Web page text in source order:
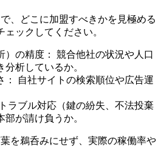
、どこに加盟すべきかを見極める
ックしてください。
）の精度：
競合他社の状況や人口
析しているか。
自社サイトの検索順位や広告運
トラブル対応（鍵の紛失、不法投棄
が請け負うか。
を鵜呑みにせず、実際の稼働率や